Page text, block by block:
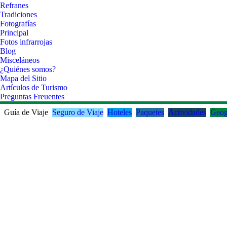
Refranes
Tradiciones
Fotografías
Principal
Fotos infrarrojas
Blog
Misceláneos
¿Quiénes somos?
Mapa del Sitio
Artículos de Turismo
Preguntas Freuentes
Guía de Viaje Seguro de Viaje Hoteles Paquetes Actividades